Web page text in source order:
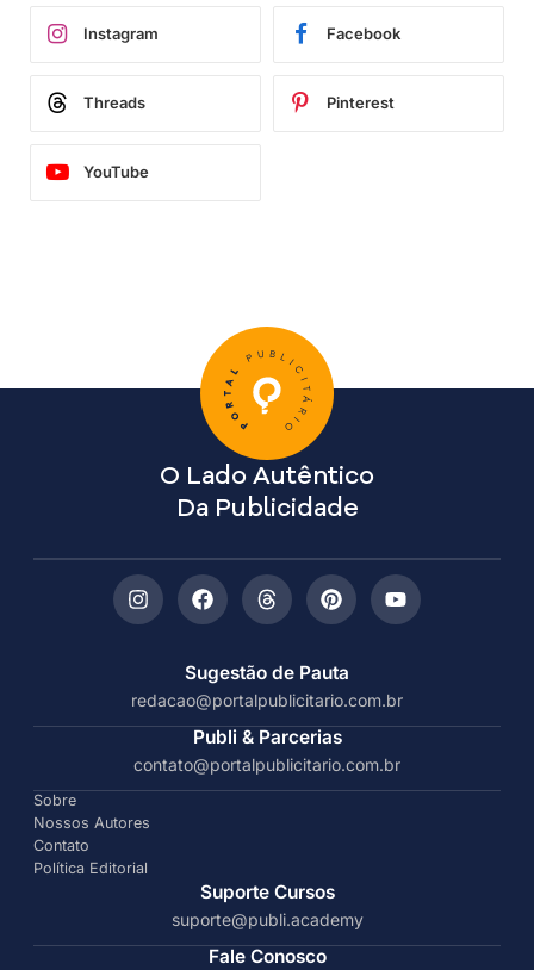
Instagram Facebook
Threads Pinterest
YouTube
Sugestão de Pauta
redacao@portalpublicitario.com.br
Publi & Parcerias
contato@portalpublicitario.com.br
Sobre
Nossos Autores
Contato
Política Editorial
O Lado Autêntico
Da Publicidade
Suporte Cursos
suporte@publi.academy
Fale Conosco